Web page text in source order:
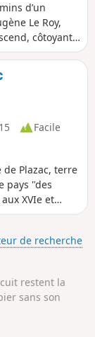
d’un
Le Roy,
côtoyant
et coup d’œil
ses
de
Facile
de Plazac, terre
pays "des
XVIe et
à proximité de
de
de recherche
restent la
sans son